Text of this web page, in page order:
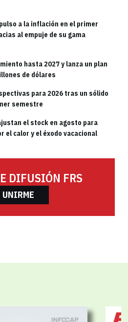
a la inflación en el primer
al empuje de su gama
hasta 2027 y lanza un plan
de dólares
para 2026 tras un sólido
semestre
el stock en agosto para
el calor y el éxodo vacacional
DIFUSIÓN FRS
UNIRME